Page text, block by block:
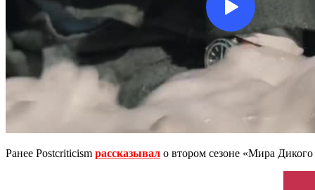
Ранее Postcriticism рассказывал о втором сезоне «Мира